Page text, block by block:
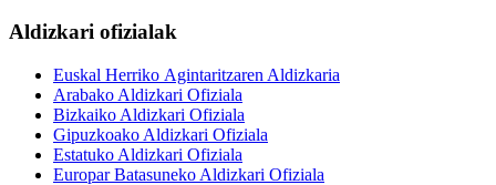
Aldizkari ofizialak
Euskal Herriko Agintaritzaren Aldizkaria
Arabako Aldizkari Ofiziala
Bizkaiko Aldizkari Ofiziala
Gipuzkoako Aldizkari Ofiziala
Estatuko Aldizkari Ofiziala
Europar Batasuneko Aldizkari Ofiziala